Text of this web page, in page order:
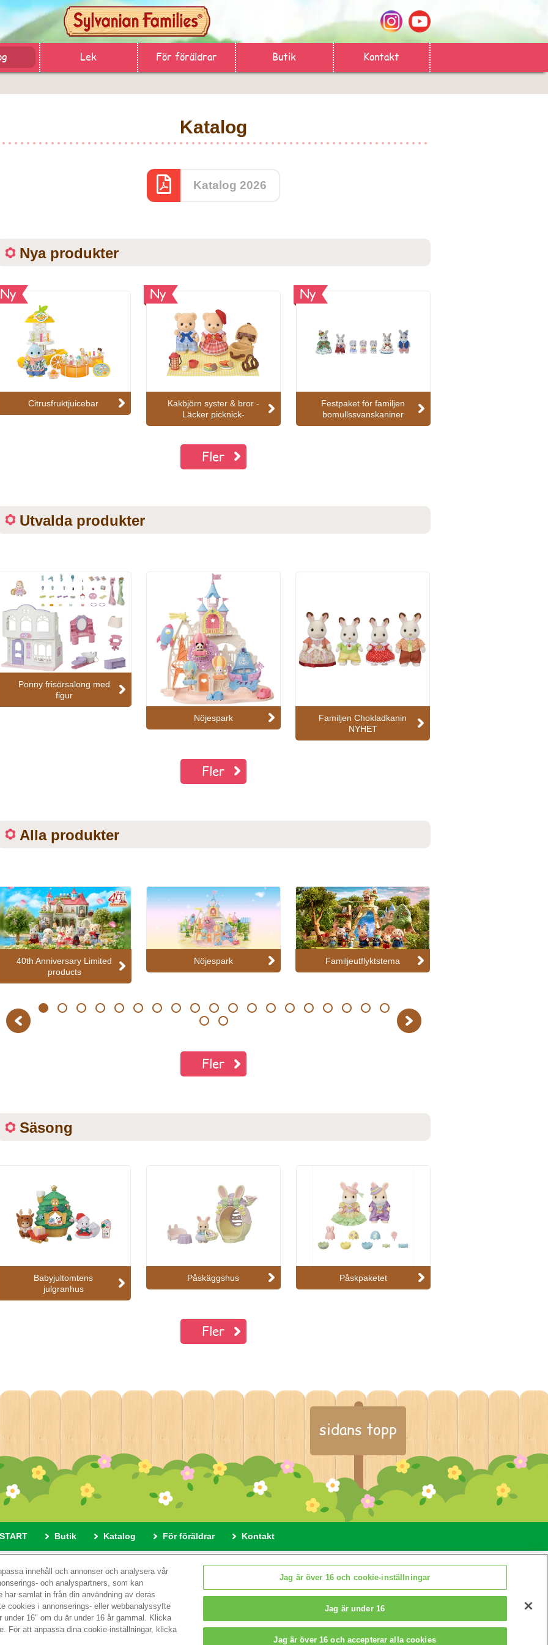
Lek För föräldrar Butik Kontakt
Katalog
Katalog 2026
Nya produkter
Ny
Citrusfruktjuicebar
Ny
Kakbjörn syster & bror -
Läcker picknick-
Ny
Festpaket för familjen
bomullssvanskaniner
Fler
Utvalda produkter
Ponny frisörsalong med
figur
Nöjespark
Familjen Chokladkanin
NYHET
Fler
Alla produkter
Previous
40th Anniversary Limited
products
Nöjespark Familjeutflyktstema
Next
Fler
Säsong
Babyjultomtens
julgranhus
Påskäggshus Påskpaketet
Fler
sidans topp
START Butik Katalog För föräldrar Kontakt
här webbplatsen Sekretesspolicy Cookies Cookie-inställningar
© EPOCH
Change Region
innehåll och annonser och analysera vår
och analyspartners, som kan
samlat in från din användning av deras
cookies i annonserings- eller webbanalyssyfte
16" om du är under 16 år gammal. Klicka
För att anpassa dina cookie-inställningar, klicka
Jag är över 16 och cookie-inställningar
Jag är under 16
Jag är över 16 och accepterar alla cookies